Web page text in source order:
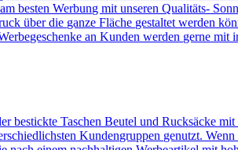
besten Werbung mit unseren Qualitäts-
über die ganze Fläche gestaltet werden
an Kunden werden gerne
bestickte Taschen Beutel und Rucksäcke
Kundengruppen genutzt.